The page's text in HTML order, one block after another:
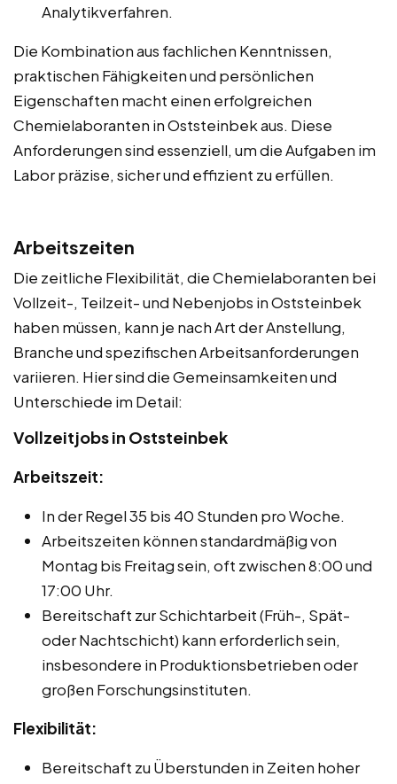
Analytikverfahren.
Die Kombination aus fachlichen Kenntnissen,
praktischen Fähigkeiten und persönlichen
Eigenschaften macht einen erfolgreichen
Chemielaboranten in Oststeinbek aus. Diese
Anforderungen sind essenziell, um die Aufgaben im
Labor präzise, sicher und effizient zu erfüllen.
Arbeitszeiten
Die zeitliche Flexibilität, die Chemielaboranten bei
Vollzeit-, Teilzeit- und Nebenjobs in Oststeinbek
haben müssen, kann je nach Art der Anstellung,
Branche und spezifischen Arbeitsanforderungen
variieren. Hier sind die Gemeinsamkeiten und
Unterschiede im Detail:
Vollzeitjobs in Oststeinbek
Arbeitszeit:
In der Regel 35 bis 40 Stunden pro Woche.
Arbeitszeiten können standardmäßig von
Montag bis Freitag sein, oft zwischen 8:00 und
17:00 Uhr.
Bereitschaft zur Schichtarbeit (Früh-, Spät-
oder Nachtschicht) kann erforderlich sein,
insbesondere in Produktionsbetrieben oder
großen Forschungsinstituten.
Flexibilität:
Bereitschaft zu Überstunden in Zeiten hoher